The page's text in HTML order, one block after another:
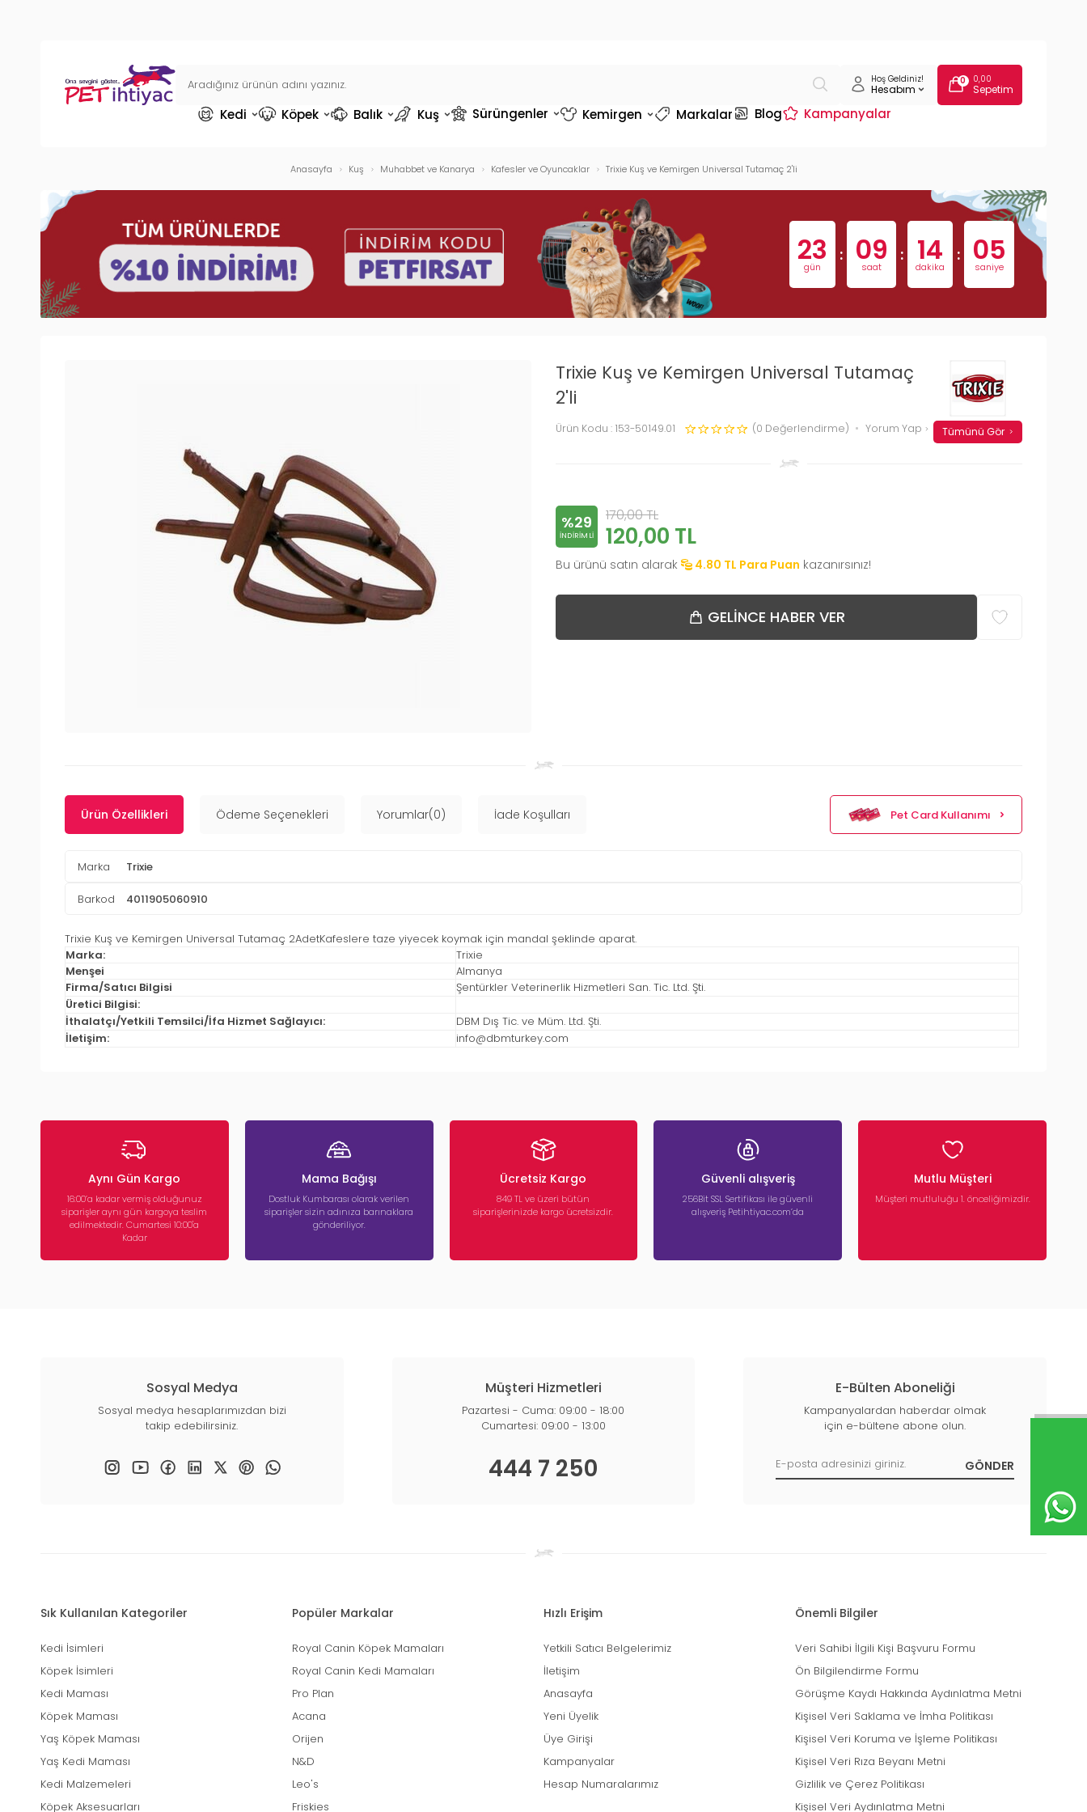
Hoş Geldiniz!
Hesabım
0 0,00
Sepetim
Kedi Köpek Balık Kuş Sürüngenler Kemirgen Markalar Blog Kampanyalar
Anasayfa Kuş Muhabbet ve Kanarya Kafesler ve Oyuncaklar Trixie Kuş ve Kemirgen Universal Tutamaç 2'li
23
gün
: 09
saat
: 14
dakika
: 05
saniye
Trixie Kuş ve Kemirgen Universal Tutamaç
2'li
Ürün Kodu : 153-50149.01 (0 Değerlendirme) Yorum Yap Tümünü Gör
%29
INDIRIMLI
170,00TL
120,00 TL
Bu ürünü satın alarak 4.80 TL Para Puan kazanırsınız!
GELINCE HABER VER
Ürün Özellikleri Ödeme Seçenekleri Yorumlar(0) İade Koşulları Pet Card Kullanımı
Marka Trixie
Barkod 4011905060910
Trixie Kuş ve Kemirgen Universal Tutamaç 2AdetKafeslere taze yiyecek koymak için mandal şeklinde aparat.
Marka:
Trixie
Menşei
Almanya
Firma/Satıcı Bilgisi
Şentürkler Veterinerlik Hizmetleri San. Tic. Ltd. Şti.
Üretici Bilgisi:
İthalatçı/Yetkili Temsilci/İfa Hizmet Sağlayıcı:
DBM Dış Tic. ve Müm. Ltd. Şti.
İletişim:
info@dbmturkey.com
Aynı Gün Kargo
16:00’a kadar vermiş olduğunuz
siparişler aynı gün kargoya teslim
edilmektedir. Cumartesi 10:00'a
Kadar
Mama Bağışı
Dostluk Kumbarası olarak verilen
siparişler sizin adınıza barınaklara
gönderiliyor.
Ücretsiz Kargo
849 TL ve üzeri bütün
siparişlerinizde kargo ücretsizdir.
Güvenli alışveriş
256Bit SSL Sertifikası ile güvenli
alışveriş Petihtiyac.com’da
Mutlu Müşteri
Müşteri mutluluğu 1. önceliğimizdir.
Sosyal Medya
Sosyal medya hesaplarımızdan bizi
takip edebilirsiniz.
Müşteri Hizmetleri
Pazartesi - Cuma: 09:00 - 18:00
Cumartesi: 09:00 - 13:00
444 7 250
E-Bülten Aboneliği
Kampanyalardan haberdar olmak
için e-bültene abone olun.
Sık Kullanılan Kategoriler
Kedi İsimleri
Köpek İsimleri
Kedi Maması
Köpek Maması
Yaş Köpek Maması
Yaş Kedi Maması
Kedi Malzemeleri
Köpek Aksesuarları
Popüler Markalar
Royal Canin Köpek Mamaları
Royal Canin Kedi Mamaları
Pro Plan
Acana
Orijen
N&D
Leo's
Friskies
Hızlı Erişim
Yetkili Satıcı Belgelerimiz
İletişim
Anasayfa
Yeni Üyelik
Üye Girişi
Kampanyalar
Hesap Numaralarımız
Önemli Bilgiler
Veri Sahibi İlgili Kişi Başvuru Formu
Ön Bilgilendirme Formu
Görüşme Kaydı Hakkında Aydınlatma Metni
Kişisel Veri Saklama ve İmha Politikası
Kişisel Veri Koruma ve İşleme Politikası
Kişisel Veri Rıza Beyanı Metni
Gizlilik ve Çerez Politikası
Kişisel Veri Aydınlatma Metni